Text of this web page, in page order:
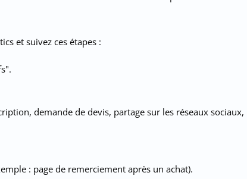
et suivez ces étapes :
demande de devis, partage sur les réseaux sociaux,
: page de remerciement après un achat).